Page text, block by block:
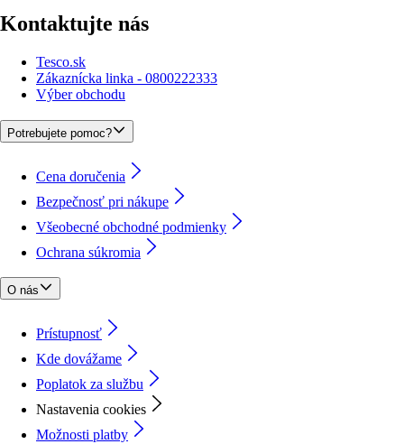
Kontaktujte nás
Tesco.sk
Zákaznícka linka - 0800222333
Výber obchodu
Potrebujete pomoc?
Cena doručenia
Bezpečnosť pri nákupe
Všeobecné obchodné podmienky
Ochrana súkromia
O nás
Prístupnosť
Kde dovážame
Poplatok za službu
Nastavenia cookies
Možnosti platby